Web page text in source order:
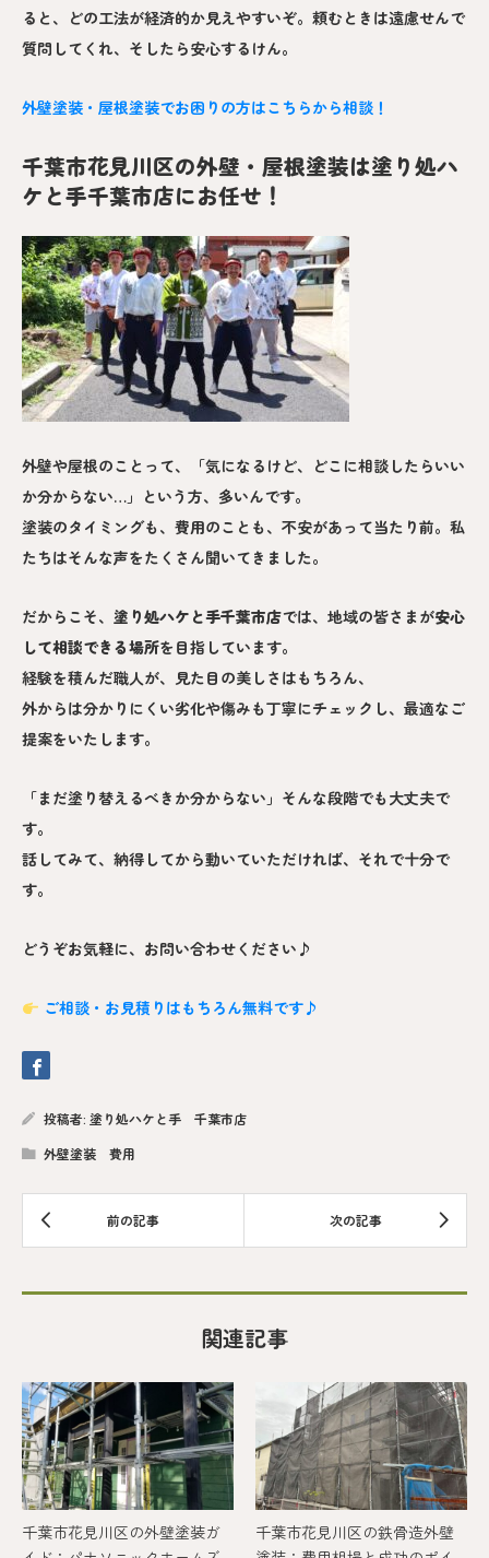
ると、どの工法が経済的か見えやすいぞ。頼むときは遠慮せんで
質問してくれ、そしたら安心するけん。
外壁塗装・屋根塗装でお困りの方はこちらから相談！
千葉市花見川区の外壁・屋根塗装は塗り処ハ
ケと手千葉市店にお任せ！
外壁や屋根のことって、「気になるけど、どこに相談したらいい
か分からない…」という方、多いんです。
塗装のタイミングも、費用のことも、不安があって当たり前。私
たちはそんな声をたくさん聞いてきました。
だからこそ、 塗り処ハケと手千葉市店では、地域の皆さまが安心
して相談できる場所を目指しています。
経験を積んだ職人が、見た目の美しさはもちろん、
外からは分かりにくい劣化や傷みも丁寧にチェックし、最適なご
提案をいたします。
「まだ塗り替えるべきか分からない」そんな段階でも大丈夫で
す。
話してみて、納得してから動いていただければ、それで十分で
す。
どうぞお気軽に、お問い合わせください♪
ご相談・お見積りはもちろん無料です♪
投稿者: 塗り処ハケと手 千葉市店
外壁塗装 費用
関連記事
千葉市花見川区の外壁塗装ガ
千葉市花見川区の鉄骨造外壁